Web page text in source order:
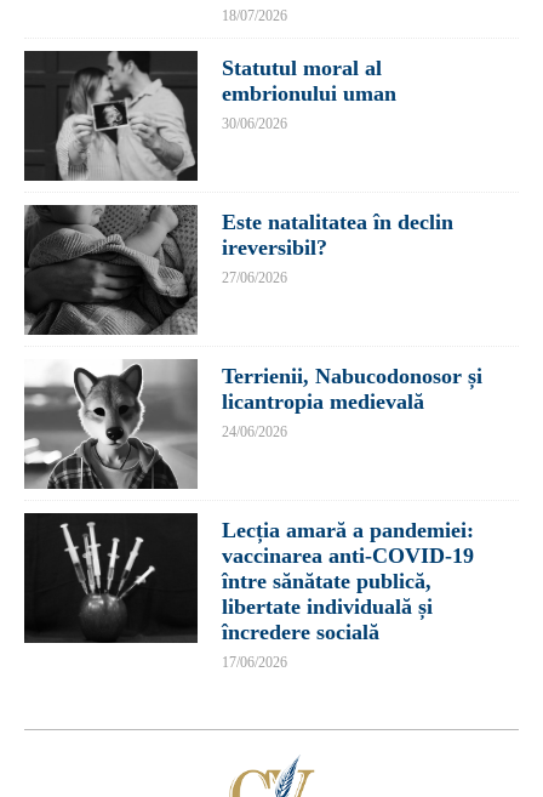
18/07/2026
Statutul moral al
embrionului uman
30/06/2026
Este natalitatea în declin
ireversibil?
27/06/2026
Terrienii, Nabucodonosor și
licantropia medievală
24/06/2026
Lecția amară a pandemiei:
vaccinarea anti-COVID-19
între sănătate publică,
libertate individuală și
încredere socială
17/06/2026